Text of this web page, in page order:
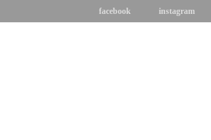
facebook instagram